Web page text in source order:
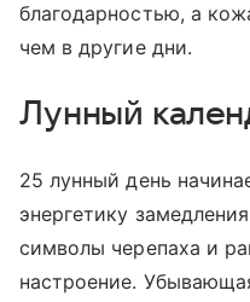
благодарностью, а
чем в другие дни.
Лунный
25 лунный день
энергетику
символы черепаха и
настроение.